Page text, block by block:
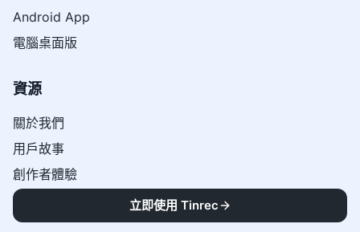
Android App
電腦桌面版
資源
關於我們
用戶故事
創作者體驗
媒體與收錄
立即使用 Tinrec